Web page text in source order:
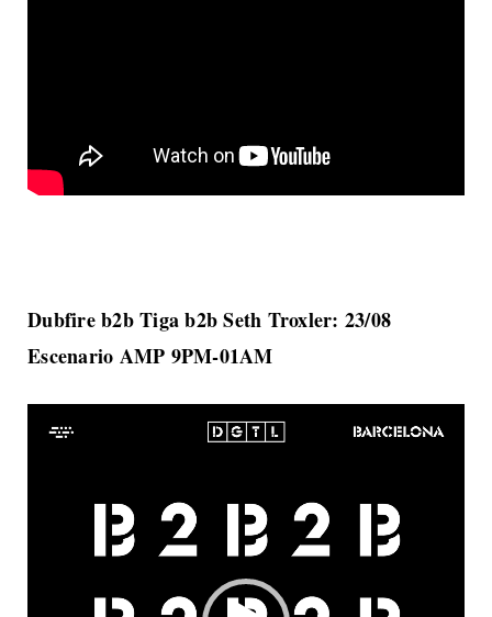
Dubfire b2b Tiga b2b Seth Troxler: 23/08
Escenario AMP 9PM-01AM